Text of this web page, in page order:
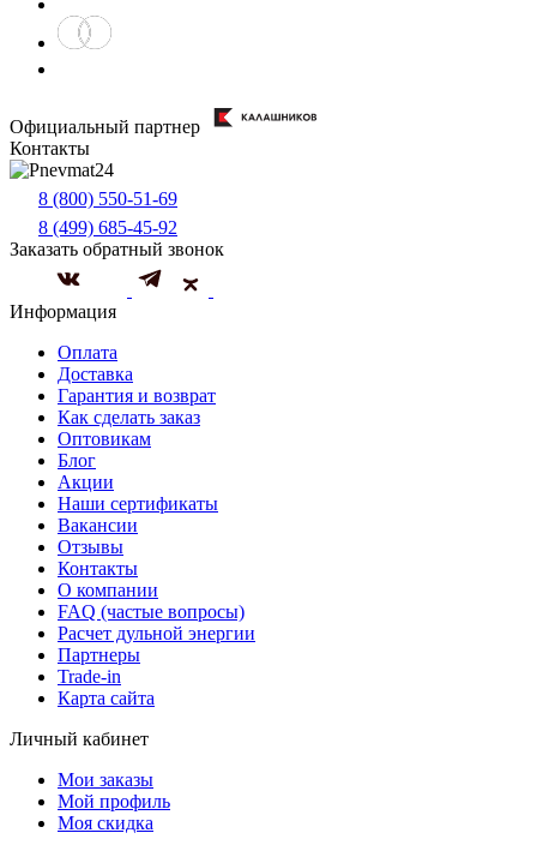
Официальный партнер
Контакты
8 (800) 550-51-69
8 (499) 685-45-92
Заказать обратный звонок
Информация
Оплата
Доставка
Гарантия и возврат
Как сделать заказ
Оптовикам
Блог
Акции
Наши сертификаты
Вакансии
Отзывы
Контакты
О компании
FAQ (частые вопросы)
Расчет дульной энергии
Партнеры
Trade-in
Карта сайта
Личный кабинет
Мои заказы
Мой профиль
Моя скидка